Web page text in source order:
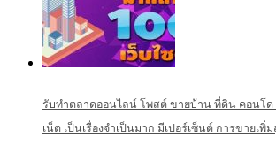
รับทำตลาดออนไลน์ โพสต์ ขายบ้าน ที่ดิน คอนโด
เน็ต เป็นเรื่องจำเป็นมาก มีเปอร์เซ็นต์ การขายเพิ่ม